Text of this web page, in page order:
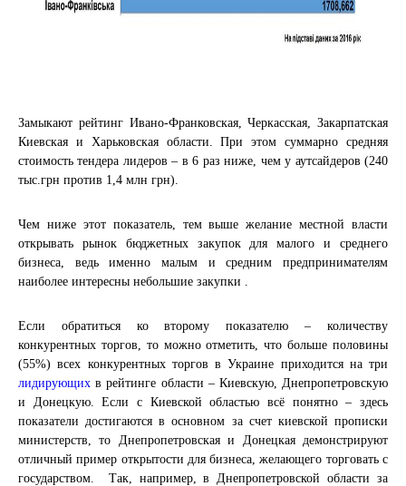
Замыкают рейтинг Ивано-Франковская, Черкасская, Закарпатская
Киевская и Харьковская области. При этом суммарно средняя
стоимость тендера лидеров – в 6 раз ниже, чем у аутсайдеров (240
тыс.грн против 1,4 млн грн).
Чем ниже этот показатель, тем выше желание местной власти
открывать рынок бюджетных закупок для малого и среднего
бизнеса, ведь именно малым и средним предпринимателям
наиболее интересны небольшие закупки .
Если обратиться ко второму показателю – количеству
конкурентных торгов, то можно отметить, что больше половины
(55%) всех конкурентных торгов в Украине приходится на три
лидирующих в рейтинге области – Киевскую, Днепропетровскую
и Донецкую. Если с Киевской областью всё понятно – здесь
показатели достигаются в основном за счет киевской прописки
министерств, то Днепропетровская и Донецкая демонстрируют
отличный пример открытости для бизнеса, желающего торговать с
государством. Так, например, в Днепропетровской области за